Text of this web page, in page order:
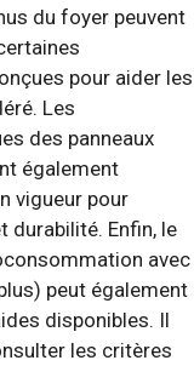
du foyer peuvent
pour aider les
Les
des panneaux
également
vigueur pour
durabilité. Enfin, le
avec
peut également
disponibles. Il
les critères